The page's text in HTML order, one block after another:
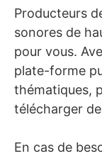
Producteurs
sonores de
pour vous.
plate-forme
thématiques,
télécharger
En cas de